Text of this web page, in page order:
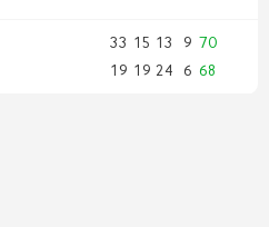
33 15 13
9
19 19 24 6
70
68